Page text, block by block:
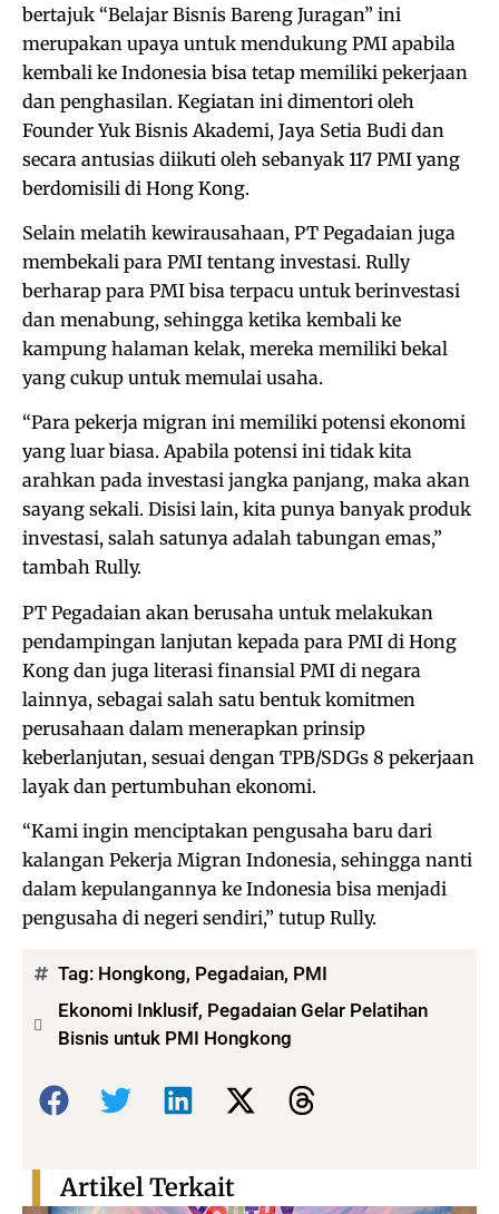
bertajuk “Belajar Bisnis Bareng Juragan” ini
merupakan upaya untuk mendukung PMI apabila
kembali ke Indonesia bisa tetap memiliki pekerjaan
dan penghasilan. Kegiatan ini dimentori oleh
Founder Yuk Bisnis Akademi, Jaya Setia Budi dan
secara antusias diikuti oleh sebanyak 117 PMI yang
berdomisili di Hong Kong.
Selain melatih kewirausahaan, PT Pegadaian juga
membekali para PMI tentang investasi. Rully
berharap para PMI bisa terpacu untuk berinvestasi
dan menabung, sehingga ketika kembali ke
kampung halaman kelak, mereka memiliki bekal
yang cukup untuk memulai usaha.
“Para pekerja migran ini memiliki potensi ekonomi
yang luar biasa. Apabila potensi ini tidak kita
arahkan pada investasi jangka panjang, maka akan
sayang sekali. Disisi lain, kita punya banyak produk
investasi, salah satunya adalah tabungan emas,”
tambah Rully.
PT Pegadaian akan berusaha untuk melakukan
pendampingan lanjutan kepada para PMI di Hong
Kong dan juga literasi finansial PMI di negara
lainnya, sebagai salah satu bentuk komitmen
perusahaan dalam menerapkan prinsip
keberlanjutan, sesuai dengan TPB/SDGs 8 pekerjaan
layak dan pertumbuhan ekonomi.
“Kami ingin menciptakan pengusaha baru dari
kalangan Pekerja Migran Indonesia, sehingga nanti
dalam kepulangannya ke Indonesia bisa menjadi
pengusaha di negeri sendiri,” tutup Rully.
Tag: Hongkong, Pegadaian, PMI
Ekonomi Inklusif, Pegadaian Gelar Pelatihan
Bisnis untuk PMI Hongkong
Bagikan:
Artikel Terkait